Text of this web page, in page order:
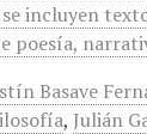
incluyen
poesía,
Basave
, Julián